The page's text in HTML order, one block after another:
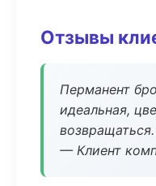
Отзывы
Перманент
идеальная,
возвращаться.
— Клиент